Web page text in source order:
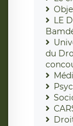
LE
du